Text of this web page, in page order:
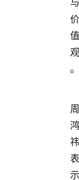
与
价
值
观
。
周
鸿
祎
表
示